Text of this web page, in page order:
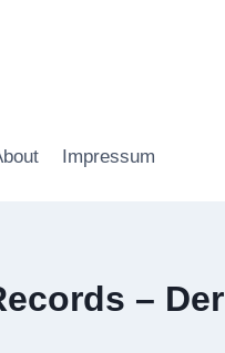
Impressum
– Der